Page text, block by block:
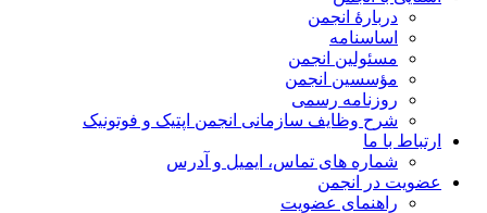
دربارۀ انجمن
اساسنامه
مسئولین انجمن
مؤسسین انجمن
روزنامه رسمی
شرح وظایف سازمانی انجمن اپتیک و فوتونیک
ارتباط با ما
شماره های تماس، ایمیل و آدرس
عضویت در انجمن
راهنمای عضویت